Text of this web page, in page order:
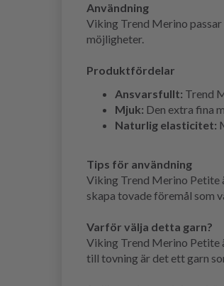
Användning
Viking Trend Merino
möjligheter.
Produktfördelar
Ansvarsfullt: Trend
Mjuk: Den extra fina
Naturlig elasticitet:
Tips för användning
Viking Trend Merino Petite
skapa tovade föremål som
Varför välja detta garn?
Viking Trend Merino Petite
till tovning är det ett garn